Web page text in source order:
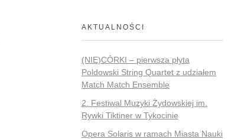
AKTUALNOŚCI
(NIE)CÓRKI – pierwsza płyta
Poldowski String Quartet z udziałem
Match Match Ensemble
2. Festiwal Muzyki Żydowskiej im.
Rywki Tiktiner w Tykocinie
Opera Solaris w ramach Miasta Nauki